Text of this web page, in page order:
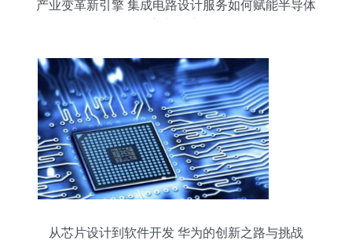
产业变革新引擎 集成电路设计服务如何赋能半导体
从芯片设计到软件开发 华为的创新之路与挑战